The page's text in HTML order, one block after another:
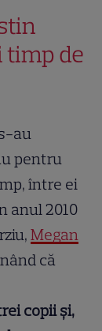
timp de
au
pentru
între ei
anul 2010
Megan
că
copii și,